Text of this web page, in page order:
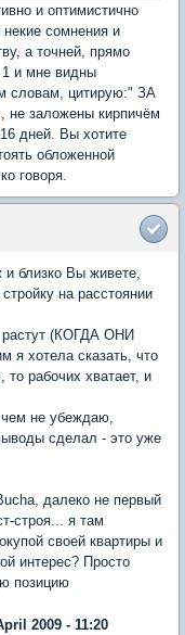
и оптимистично
сомнения и
а точней, прямо
и мне видны
словам, цитирую:" ЗА
заложены кирпичём
дней. Вы хотите
обложенной
говоря.
близко Вы живете,
на расстоянии
(КОГДА ОНИ
хотела сказать, что
то рабочих хватает, и
не убеждаю,
сделал - это уже
далеко не первый
строя... я там
своей квартиры и
интерес? Просто
позицию
2009 - 11:20